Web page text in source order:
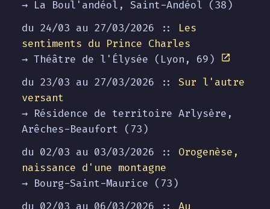
→ La Boul'andéol, Saint-Andéol (38)
du 24/03 au 27/03/2026 :: Les
sentiments du Prince Charles
→ Théâtre de l'Élysée (Lyon, 69)
du 23/03 au 27/03/2026 :: Sur l'autre
versant
→ Résidence de territoire Arlysère,
Arêches-Beaufort (73)
du 02/03 au 03/03/2026 :: Orogenèse,
naissance d'une montagne
→ Bourg-Saint-Maurice (73)
du 02/03 au 06/03/2026 :: Au